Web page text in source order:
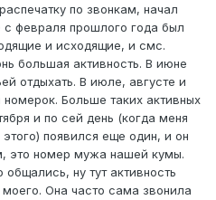
по звонкам, начал
с февраля прошлого года был
и исходящие, и смс.
большая активность. В июне
отдыхать. В июле, августе и
Больше таких активных
и по сей день (когда меня
появился еще один, и он
это номер мужа нашей кумы.
ну тут активность
Она часто сама звонила